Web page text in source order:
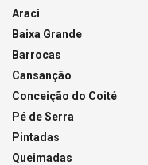
Araci
Baixa Grande
Barrocas
Cansanção
Conceição do Coité
Pé de Serra
Pintadas
Queimadas